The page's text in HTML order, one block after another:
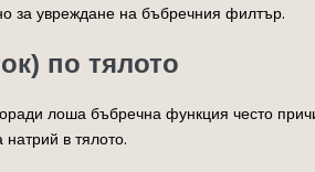
за увреждане на бъбречния филтър.
по тялото
лоша бъбречна функция често
в тялото.